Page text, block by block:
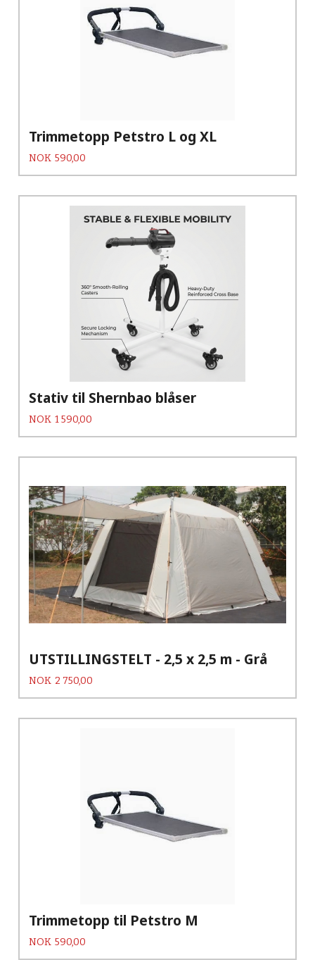
Trimmetopp Petstro L og XL
Pris
NOK 590,00
Stativ til Shernbao blåser
Pris
NOK 1 590,00
UTSTILLINGSTELT - 2,5 x 2,5 m - Grå
Pris
NOK 2 750,00
Trimmetopp til Petstro M
Pris
NOK 590,00